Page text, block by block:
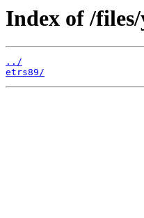
Index of /
../
etrs89/